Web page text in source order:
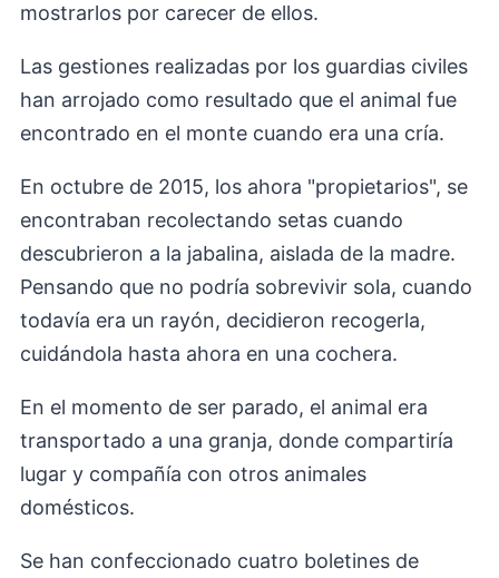
mostrarlos por carecer de ellos.
Las gestiones realizadas por los guardias civiles
han arrojado como resultado que el animal fue
encontrado en el monte cuando era una cría.
En octubre de 2015, los ahora "propietarios", se
encontraban recolectando setas cuando
descubrieron a la jabalina, aislada de la madre.
Pensando que no podría sobrevivir sola, cuando
todavía era un rayón, decidieron recogerla,
cuidándola hasta ahora en una cochera.
En el momento de ser parado, el animal era
transportado a una granja, donde compartiría
lugar y compañía con otros animales
domésticos.
Se han confeccionado cuatro boletines de